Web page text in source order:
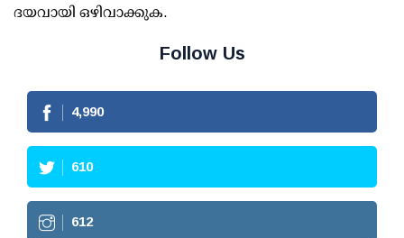
ദയവായി ഒഴിവാക്കുക.
Follow Us
4,990
610
612